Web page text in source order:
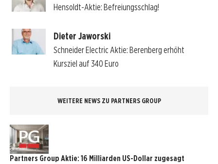
Hensoldt-Aktie: Befreiungsschlag!
Dieter Jaworski
Schneider Electric Aktie: Berenberg erhöht
Kursziel auf 340 Euro
WEITERE NEWS ZU PARTNERS GROUP
Partners Group Aktie: 16 Milliarden US-Dollar zugesagt